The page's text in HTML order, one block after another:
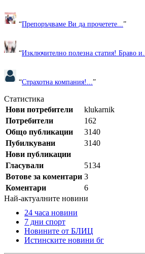
“Препоръчваме Ви да прочетете...”
“Изключително полезна статия! Браво и...
“Страхотна компания!... ”
Статистика
Нови потребители
klukarnik
Потребители
162
Общо публикации
3140
Пубилкувани
3140
Нови публикации
Гласували
5134
Вотове за коментари 3
Коментари
6
Най-актуалните новини
24 часа новини
7 дни спорт
Новините от БЛИЦ
Истинските новини бг